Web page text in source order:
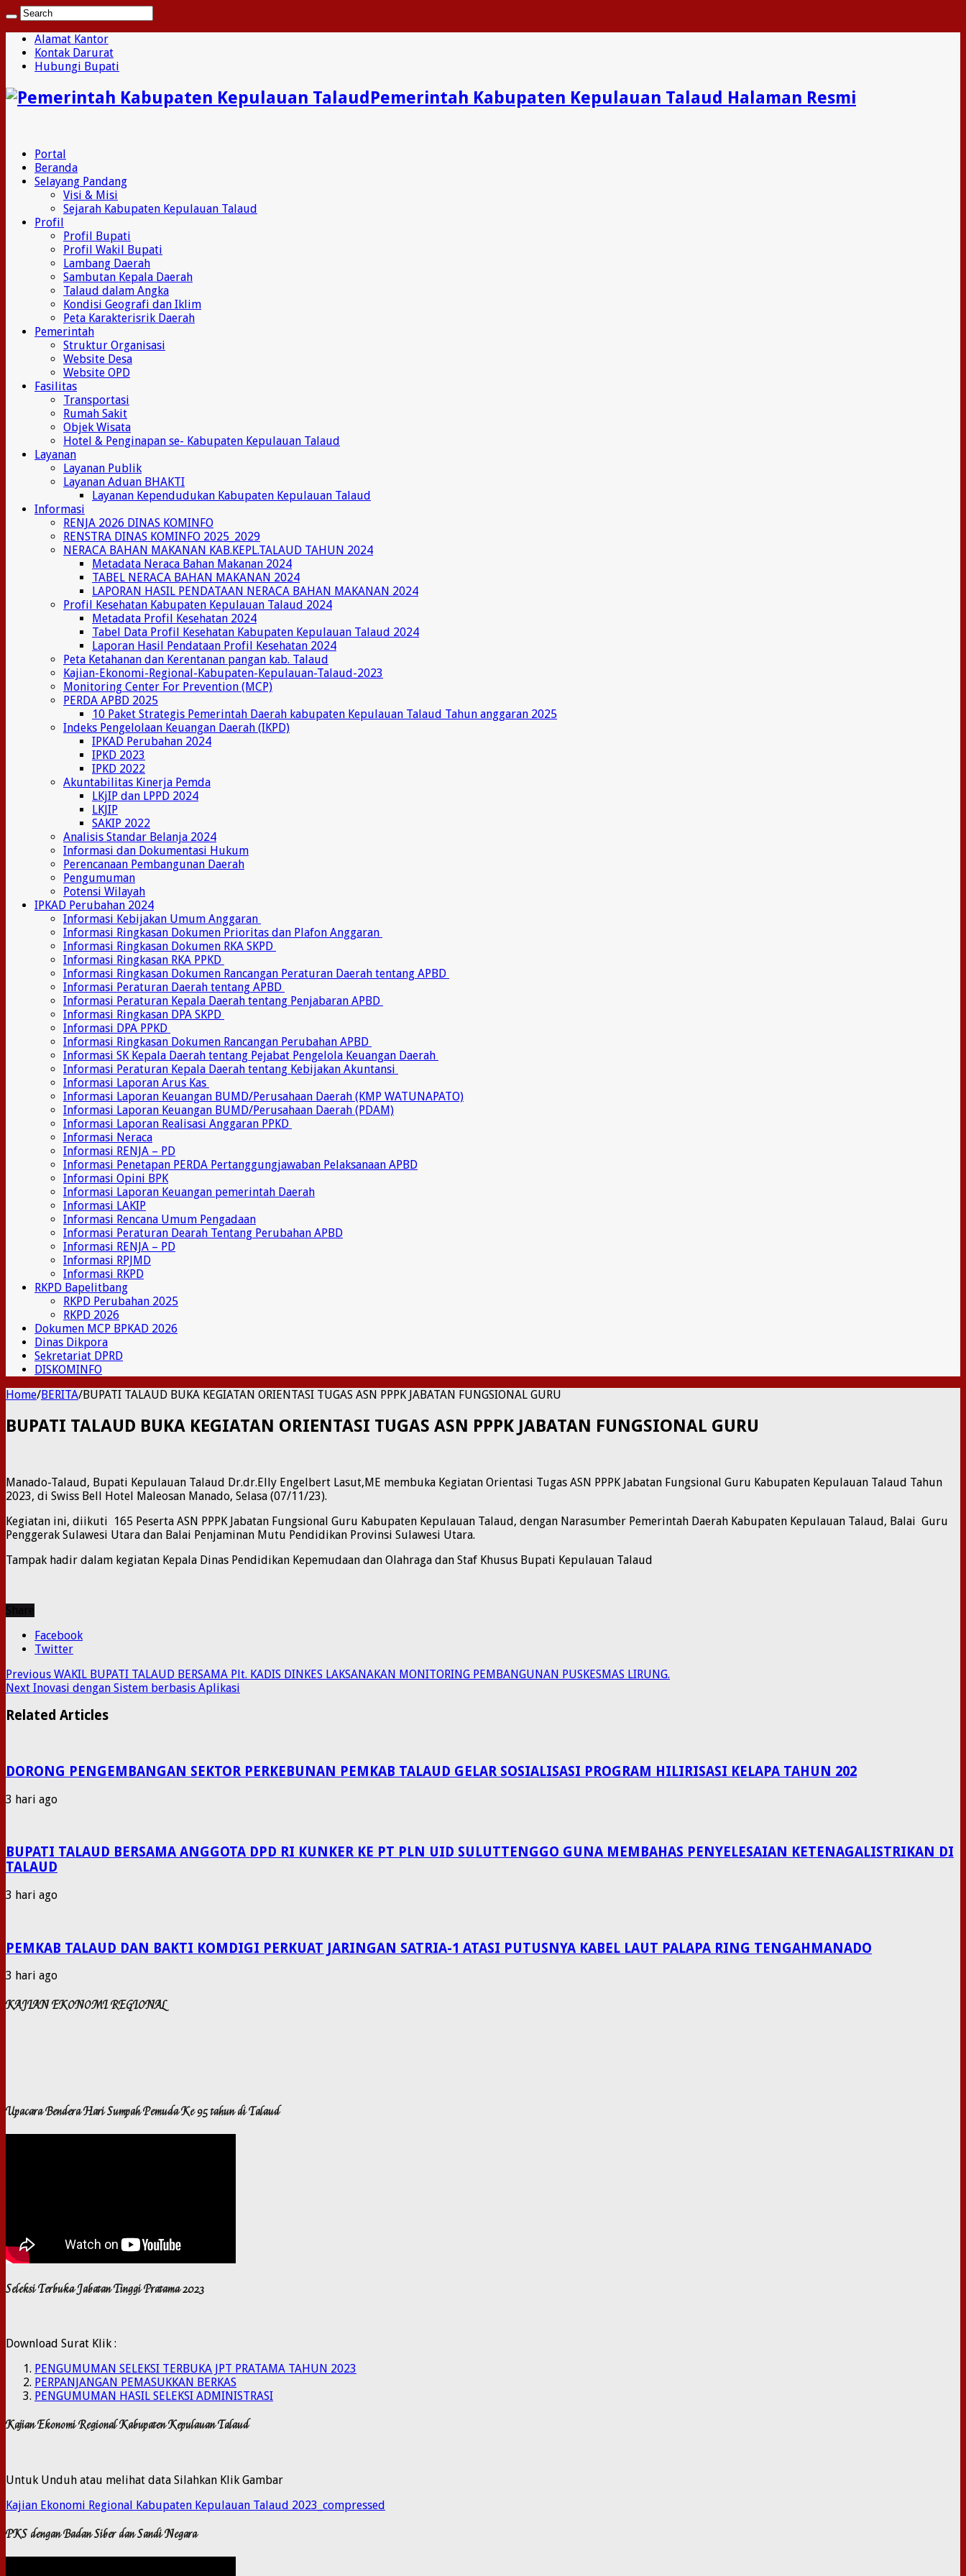
Alamat Kantor
Kontak Darurat
Hubungi Bupati
Pemerintah Kabupaten Kepulauan Talaud Halaman Resmi
Portal
Beranda
Selayang Pandang
Visi & Misi
Sejarah Kabupaten Kepulauan Talaud
Profil
Profil Bupati
Profil Wakil Bupati
Lambang Daerah
Sambutan Kepala Daerah
Talaud dalam Angka
Kondisi Geografi dan Iklim
Peta Karakterisrik Daerah
Pemerintah
Struktur Organisasi
Website Desa
Website OPD
Fasilitas
Transportasi
Rumah Sakit
Objek Wisata
Hotel & Penginapan se- Kabupaten Kepulauan Talaud
Layanan
Layanan Publik
Layanan Aduan BHAKTI
Layanan Kependudukan Kabupaten Kepulauan Talaud
Informasi
RENJA 2026 DINAS KOMINFO
RENSTRA DINAS KOMINFO 2025_2029
NERACA BAHAN MAKANAN KAB.KEPL.TALAUD TAHUN 2024
Metadata Neraca Bahan Makanan 2024
TABEL NERACA BAHAN MAKANAN 2024
LAPORAN HASIL PENDATAAN NERACA BAHAN MAKANAN 2024
Profil Kesehatan Kabupaten Kepulauan Talaud 2024
Metadata Profil Kesehatan 2024
Tabel Data Profil Kesehatan Kabupaten Kepulauan Talaud 2024
Laporan Hasil Pendataan Profil Kesehatan 2024
Peta Ketahanan dan Kerentanan pangan kab. Talaud
Kajian-Ekonomi-Regional-Kabupaten-Kepulauan-Talaud-2023
Monitoring Center For Prevention (MCP)
PERDA APBD 2025
10 Paket Strategis Pemerintah Daerah kabupaten Kepulauan Talaud Tahun anggaran 2025
Indeks Pengelolaan Keuangan Daerah (IKPD)
IPKAD Perubahan 2024
IPKD 2023
IPKD 2022
Akuntabilitas Kinerja Pemda
LKjIP dan LPPD 2024
LKJIP
SAKIP 2022
Analisis Standar Belanja 2024
Informasi dan Dokumentasi Hukum
Perencanaan Pembangunan Daerah
Pengumuman
Potensi Wilayah
IPKAD Perubahan 2024
Informasi Kebijakan Umum Anggaran
Informasi Ringkasan Dokumen Prioritas dan Plafon Anggaran
Informasi Ringkasan Dokumen RKA SKPD
Informasi Ringkasan RKA PPKD
Informasi Ringkasan Dokumen Rancangan Peraturan Daerah tentang APBD
Informasi Peraturan Daerah tentang APBD
Informasi Peraturan Kepala Daerah tentang Penjabaran APBD
Informasi Ringkasan DPA SKPD
Informasi DPA PPKD
Informasi Ringkasan Dokumen Rancangan Perubahan APBD
Informasi SK Kepala Daerah tentang Pejabat Pengelola Keuangan Daerah
Informasi Peraturan Kepala Daerah tentang Kebijakan Akuntansi
Informasi Laporan Arus Kas
Informasi Laporan Keuangan BUMD/Perusahaan Daerah (KMP WATUNAPATO)
Informasi Laporan Keuangan BUMD/Perusahaan Daerah (PDAM)
Informasi Laporan Realisasi Anggaran PPKD
Informasi Neraca
Informasi RENJA – PD
Informasi Penetapan PERDA Pertanggungjawaban Pelaksanaan APBD
Informasi Opini BPK
Informasi Laporan Keuangan pemerintah Daerah
Informasi LAKIP
Informasi Rencana Umum Pengadaan
Informasi Peraturan Dearah Tentang Perubahan APBD
Informasi RENJA – PD
Informasi RPJMD
Informasi RKPD
RKPD Bapelitbang
RKPD Perubahan 2025
RKPD 2026
Dokumen MCP BPKAD 2026
Dinas Dikpora
Sekretariat DPRD
DISKOMINFO
Home/BERITA/BUPATI TALAUD BUKA KEGIATAN ORIENTASI TUGAS ASN PPPK JABATAN FUNGSIONAL GURU
BUPATI TALAUD BUKA KEGIATAN ORIENTASI TUGAS ASN PPPK JABATAN FUNGSIONAL GURU
Manado-Talaud, Bupati Kepulauan Talaud Dr.dr.Elly Engelbert Lasut,ME membuka Kegiatan Orientasi Tugas ASN PPPK Jabatan Fungsional Guru Kabupaten Kepulauan Talaud Tahun
2023, di Swiss Bell Hotel Maleosan Manado, Selasa (07/11/23).
Kegiatan ini, diikuti 165 Peserta ASN PPPK Jabatan Fungsional Guru Kabupaten Kepulauan Talaud, dengan Narasumber Pemerintah Daerah Kabupaten Kepulauan Talaud, Balai Guru
Penggerak Sulawesi Utara dan Balai Penjaminan Mutu Pendidikan Provinsi Sulawesi Utara.
Tampak hadir dalam kegiatan Kepala Dinas Pendidikan Kepemudaan dan Olahraga dan Staf Khusus Bupati Kepulauan Talaud
Facebook
Twitter
Previous WAKIL BUPATI TALAUD BERSAMA Plt. KADIS DINKES LAKSANAKAN MONITORING PEMBANGUNAN PUSKESMAS LIRUNG.
Next Inovasi dengan Sistem berbasis Aplikasi
Related Articles
DORONG PENGEMBANGAN SEKTOR PERKEBUNAN PEMKAB TALAUD GELAR SOSIALISASI PROGRAM HILIRISASI KELAPA TAHUN 202
3 hari ago
BUPATI TALAUD BERSAMA ANGGOTA DPD RI KUNKER KE PT PLN UID SULUTTENGGO GUNA MEMBAHAS PENYELESAIAN KETENAGALISTRIKAN DI
TALAUD
3 hari ago
PEMKAB TALAUD DAN BAKTI KOMDIGI PERKUAT JARINGAN SATRIA-1 ATASI PUTUSNYA KABEL LAUT PALAPA RING TENGAHMANADO
3 hari ago
KAJIAN EKONOMI REGIONAL
Upacara Bendera Hari Sumpah Pemuda Ke 95 tahun di Talaud
Seleksi Terbuka Jabatan Tinggi Pratama 2023
Download Surat Klik :
PENGUMUMAN SELEKSI TERBUKA JPT PRATAMA TAHUN 2023
PERPANJANGAN PEMASUKKAN BERKAS
PENGUMUMAN HASIL SELEKSI ADMINISTRASI
Kajian Ekonomi Regional Kabupaten Kepulauan Talaud
Untuk Unduh atau melihat data Silahkan Klik Gambar
Kajian Ekonomi Regional Kabupaten Kepulauan Talaud 2023_compressed
PKS dengan Badan Siber dan Sandi Negara